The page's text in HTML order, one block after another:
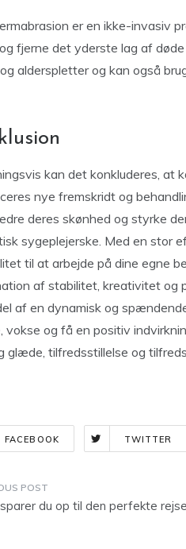
er en ikke-invasiv
fjerne det yderste lag af
alderspletter og kan også
kan det konkluderes, at
nye fremskridt og
deres skønhed og styrke
sygeplejerske. Med en stor
til at arbejde på dine egne
af stabilitet, kreativitet og
af en dynamisk og
vokse og få en positiv
glæde, tilfredsstillelse og
FACEBOOK TWITTER
du op til den perfekte rejse